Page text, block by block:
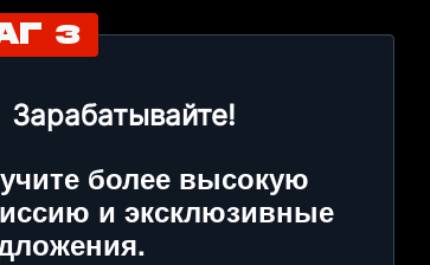
3
Зарабатывайте!
более высокую
и эксклюзивные